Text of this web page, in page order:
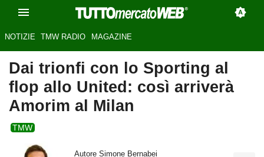
NOTIZIE TMW RADIO MAGAZINE
Dai trionfi con lo Sporting al
flop allo United: così arriverà
Amorim al Milan
TMW
Autore Simone Bernabei